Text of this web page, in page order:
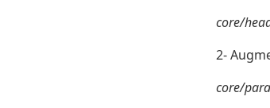
core/
2-
core/